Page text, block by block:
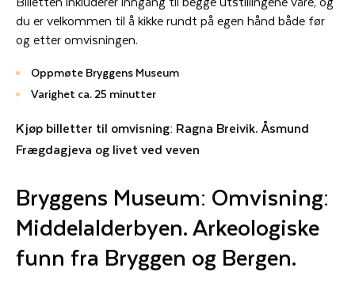
du er velkommen til å kikke rundt på egen hånd både før
og etter omvisningen.
Oppmøte Bryggens Museum
Varighet ca. 25 minutter
Kjøp billetter til omvisning: Ragna Breivik. Åsmund
Frægdagjeva og livet ved veven
Bryggens Museum: Omvisning:
Middelalderbyen. Arkeologiske
funn fra Bryggen og Bergen.